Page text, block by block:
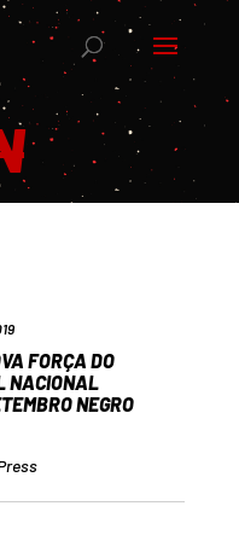
FORÇA DO
NACIONAL
NEGRO